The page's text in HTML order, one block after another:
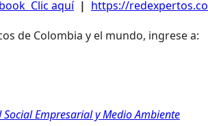
Clic aquí| https://
de Colombia y el mundo, ingrese a:
Empresarial y Medio Ambiente